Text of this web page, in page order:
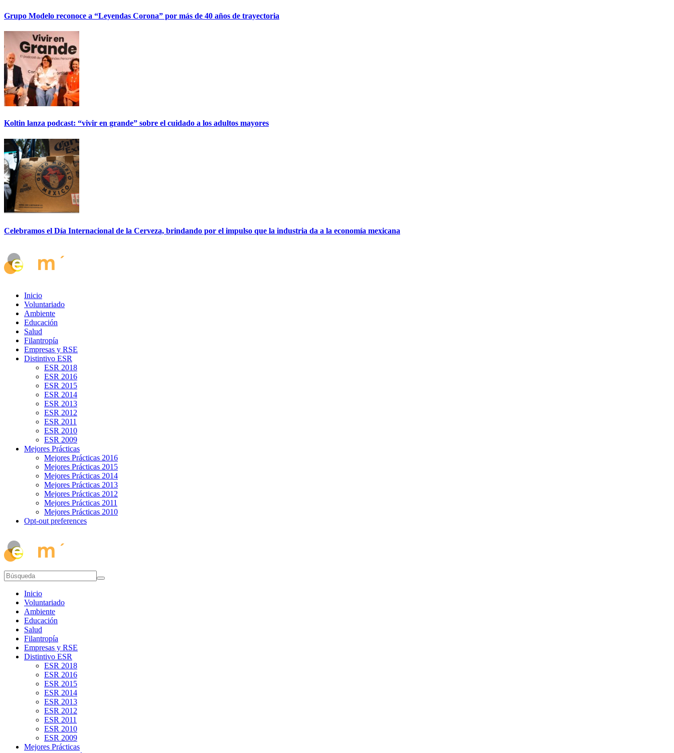
Grupo Modelo reconoce a “Leyendas Corona” por más de 40 años de trayectoria
Koltin lanza podcast: “vivir en grande” sobre el cuidado a los adultos mayores
Celebramos el Día Internacional de la Cerveza, brindando por el impulso que la industria da a la economía mexicana
Inicio
Voluntariado
Ambiente
Educación
Salud
Filantropía
Empresas y RSE
Distintivo ESR
ESR 2018
ESR 2016
ESR 2015
ESR 2014
ESR 2013
ESR 2012
ESR 2011
ESR 2010
ESR 2009
Mejores Prácticas
Mejores Prácticas 2016
Mejores Prácticas 2015
Mejores Prácticas 2014
Mejores Prácticas 2013
Mejores Prácticas 2012
Mejores Prácticas 2011
Mejores Prácticas 2010
Opt-out preferences
Inicio
Voluntariado
Ambiente
Educación
Salud
Filantropía
Empresas y RSE
Distintivo ESR
ESR 2018
ESR 2016
ESR 2015
ESR 2014
ESR 2013
ESR 2012
ESR 2011
ESR 2010
ESR 2009
Mejores Prácticas